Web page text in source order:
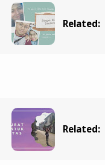
Related:
Related: